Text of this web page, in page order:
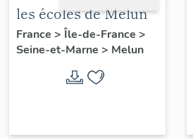
les écoles de Melun
France > Île-de-France >
Seine-et-Marne > Melun